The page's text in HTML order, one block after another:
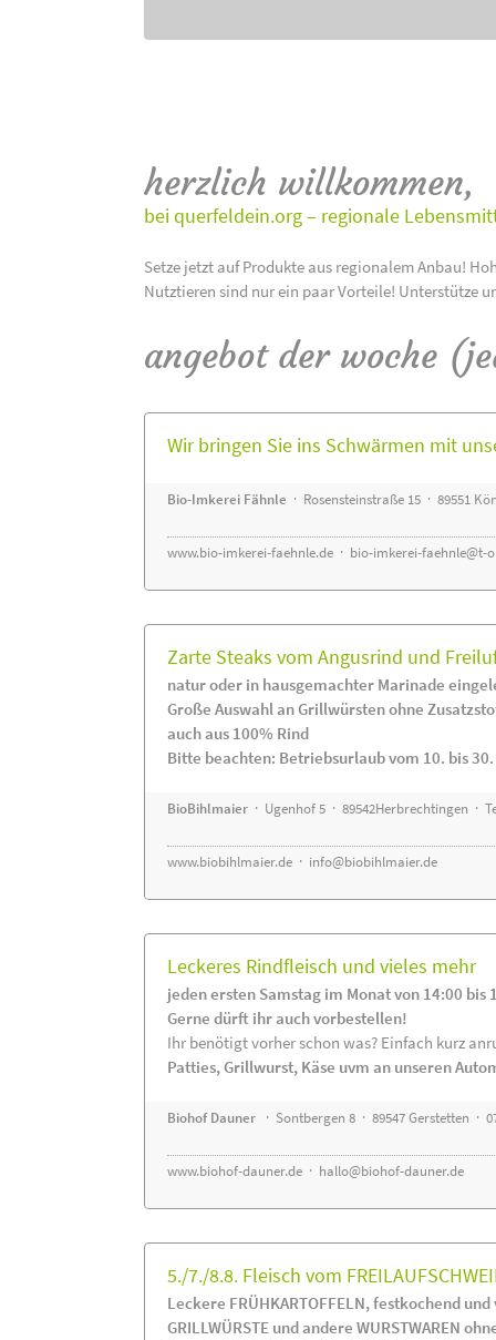
herzlich willkommen,
bei querfeldein.org – regionale
Setze jetzt auf Produkte aus regionalem Anbau!
Nutztieren sind nur ein paar Vorteile! Unterstütze
angebot der woche
Wir bringen Sie ins Schwärmen mit
Bio-Imkerei Fähnle · Rosensteinstraße 15 · 89551
www.bio-imkerei-faehnle.de · bio-imkerei-faehnle@t-
Zarte Steaks vom Angusrind und
natur oder in hausgemachter Marinade
Große Auswahl an Grillwürsten ohne
auch aus 100% Rind
Bitte beachten: Betriebsurlaub vom 10. bis
BioBihlmaier · Ugenhof 5 · 89542Herbrechtingen ·
www.biobihlmaier.de · info@biobihlmaier.de
Leckeres Rindfleisch und vieles mehr
jeden ersten Samstag im Monat von 14:00 bis
Gerne dürft ihr auch vorbestellen!
Ihr benötigt vorher schon was? Einfach kurz
Patties, Grillwurst, Käse uvm an unseren
Biohof Dauner · Sontbergen 8 · 89547 Gerstetten ·
www.biohof-dauner.de · hallo@biohof-dauner.de
5./7./8.8. Fleisch vom
Leckere FRÜHKARTOFFELN, festkochend
GRILLWÜRSTE und andere WURSTWAREN